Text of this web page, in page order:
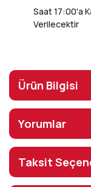
Saat 17:00'a
Verilecektir
Ürün Bilgisi
Yorumlar
Taksit